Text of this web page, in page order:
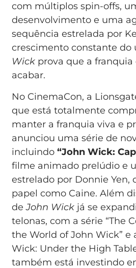
com múltiplos spin-offs,
desenvolvimento e uma
sequência estrelada por
crescimento constante do
Wick prova que a franquia
acabar.
No CinemaCon, a
que está totalmente
manter a franquia viva e
anunciou uma série de
incluindo “John Wick:
filme animado prelúdio e
estrelado por Donnie Yen,
papel como Caine. Além
deJohn Wick já se
telonas, com a série “The
the World of John Wick” e
Wick: Under the High
também está investindo